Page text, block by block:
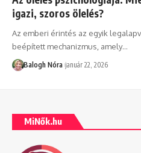
igazi, szoros ölelés?
Az emberi érintés az egyik
beépített mechanizmus, amely…
Balogh Nóra január 22, 2026
MiNők.hu